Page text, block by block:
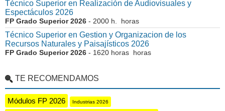
Técnico Superior en Realización de Audiovisuales y
Espectáculos 2026
FP Grado Superior 2026 - 2000 h. horas
Técnico Superior en Gestion y Organizacion de los
Recursos Naturales y Paisajísticos 2026
FP Grado Superior 2026 - 1620 horas horas
TE RECOMENDAMOS
Módulos FP 2026 Industrias 2026